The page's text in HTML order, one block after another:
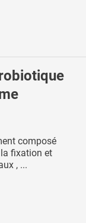
composé
fixation et
, ...